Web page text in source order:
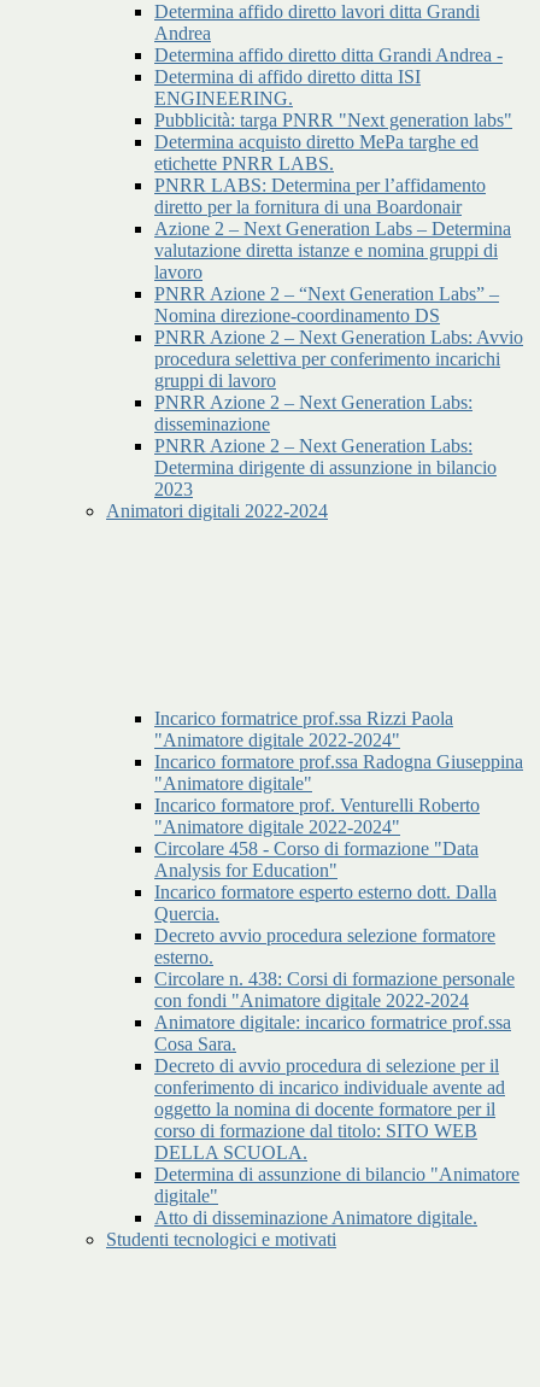
Determina affido diretto lavori ditta Grandi
Andrea
Determina affido diretto ditta Grandi Andrea -
Determina di affido diretto ditta ISI
ENGINEERING.
Pubblicità: targa PNRR "Next generation labs"
Determina acquisto diretto MePa targhe ed
etichette PNRR LABS.
PNRR LABS: Determina per l’affidamento
diretto per la fornitura di una Boardonair
Azione 2 – Next Generation Labs – Determina
valutazione diretta istanze e nomina gruppi di
lavoro
PNRR Azione 2 – “Next Generation Labs” –
Nomina direzione-coordinamento DS
PNRR Azione 2 – Next Generation Labs: Avvio
procedura selettiva per conferimento incarichi
gruppi di lavoro
PNRR Azione 2 – Next Generation Labs:
disseminazione
PNRR Azione 2 – Next Generation Labs:
Determina dirigente di assunzione in bilancio
2023
Animatori digitali 2022-2024
Incarico formatrice prof.ssa Rizzi Paola
"Animatore digitale 2022-2024"
Incarico formatore prof.ssa Radogna Giuseppina
"Animatore digitale"
Incarico formatore prof. Venturelli Roberto
"Animatore digitale 2022-2024"
Circolare 458 - Corso di formazione "Data
Analysis for Education"
Incarico formatore esperto esterno dott. Dalla
Quercia.
Decreto avvio procedura selezione formatore
esterno.
Circolare n. 438: Corsi di formazione personale
con fondi "Animatore digitale 2022-2024
Animatore digitale: incarico formatrice prof.ssa
Cosa Sara.
Decreto di avvio procedura di selezione per il
conferimento di incarico individuale avente ad
oggetto la nomina di docente formatore per il
corso di formazione dal titolo: SITO WEB
DELLA SCUOLA.
Determina di assunzione di bilancio "Animatore
digitale"
Atto di disseminazione Animatore digitale.
Studenti tecnologici e motivati